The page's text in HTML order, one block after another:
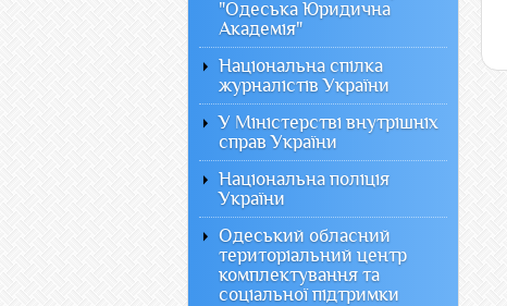
"Одеська Юридична
Академія"
Національна спілка
журналістів України
У Міністерстві внутрішніх
справ України
Національна поліція
України
Одеський обласний
територіальний центр
комплектування та
соціальної підтримки